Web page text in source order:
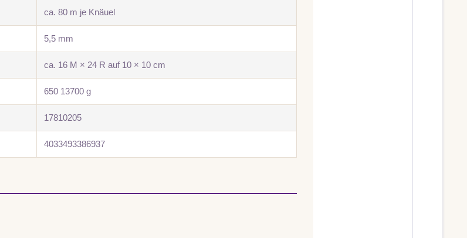
ca. 80 m je Knäuel
5,5 mm
ca. 16 M × 24 R auf 10 × 10 cm
650 13700 g
17810205
4033493386937